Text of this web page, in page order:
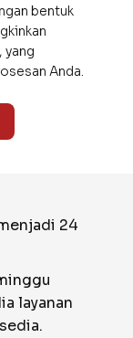
bentuk
yang
Anda.
24
layanan